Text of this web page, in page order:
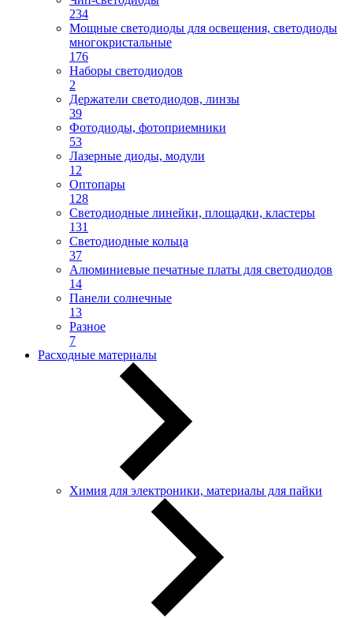
234
Мощные светодиоды для освещения, светодиоды
многокристальные
176
Наборы светодиодов
2
Держатели светодиодов, линзы
39
Фотодиоды, фотоприемники
53
Лазерные диоды, модули
12
Оптопары
128
Светодиодные линейки, площадки, кластеры
131
Светодиодные кольца
37
Алюминиевые печатные платы для светодиодов
14
Панели солнечные
13
Разное
7
Расходные материалы
Химия для электроники, материалы для пайки